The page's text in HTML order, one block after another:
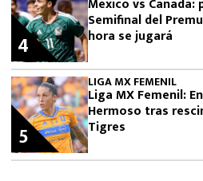
Semifinal del
hora se jugará
4
LIGA MX FEMENIL
Liga MX Femenil:
Hermoso tras
Tigres
5